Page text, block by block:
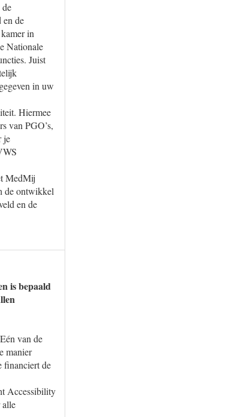
en de
in
Nationale
Juist
in uw
Hiermee
van PGO’s,
je
MedMij
de ontwikkel
en de
is bepaald
van de
manier
financiert de
Accessibility